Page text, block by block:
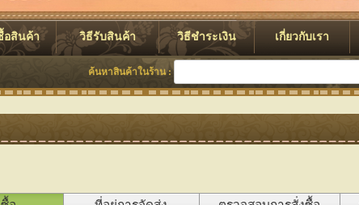
อสินค้า วิธีรับสินค้า วิธีชำระเงิน เกี่ยวกับเรา
ค้นหาสินค้าในร้าน :